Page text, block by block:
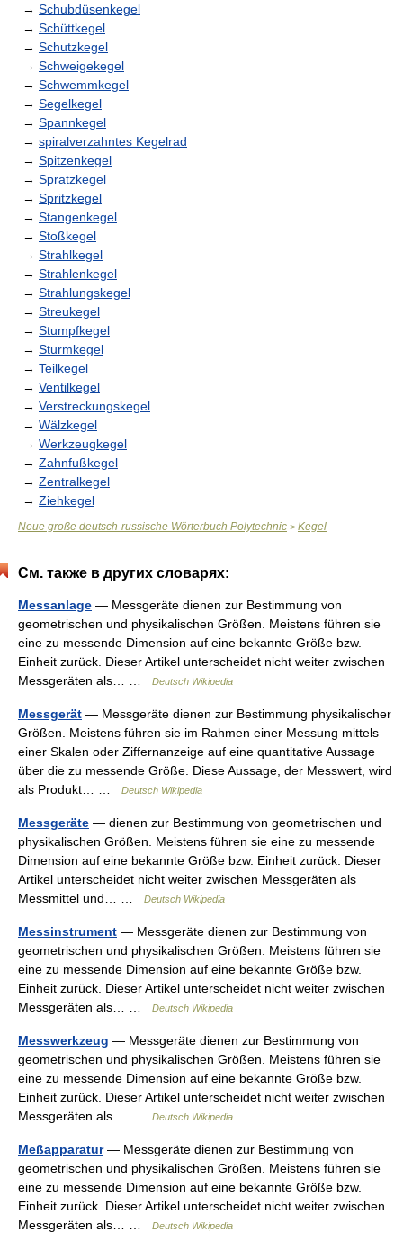
→ Schubdüsenkegel
→ Schüttkegel
→ Schutzkegel
→ Schweigekegel
→ Schwemmkegel
→ Segelkegel
→ Spannkegel
→ spiralverzahntes Kegelrad
→ Spitzenkegel
→ Spratzkegel
→ Spritzkegel
→ Stangenkegel
→ Stoßkegel
→ Strahlkegel
→ Strahlenkegel
→ Strahlungskegel
→ Streukegel
→ Stumpfkegel
→ Sturmkegel
→ Teilkegel
→ Ventilkegel
→ Verstreckungskegel
→ Wälzkegel
→ Werkzeugkegel
→ Zahnfußkegel
→ Zentralkegel
→ Ziehkegel
Neue große deutsch-russische Wörterbuch Polytechnic > Kegel
См. также в других словарях:
Messanlage — Messgeräte dienen zur Bestimmung von
geometrischen und physikalischen Größen. Meistens führen sie
eine zu messende Dimension auf eine bekannte Größe bzw.
Einheit zurück. Dieser Artikel unterscheidet nicht weiter zwischen
Messgeräten als… …
Deutsch Wikipedia
Messgerät — Messgeräte dienen zur Bestimmung physikalischer
Größen. Meistens führen sie im Rahmen einer Messung mittels
einer Skalen oder Ziffernanzeige auf eine quantitative Aussage
über die zu messende Größe. Diese Aussage, der Messwert, wird
als Produkt… …
Deutsch Wikipedia
Messgeräte — dienen zur Bestimmung von geometrischen und
physikalischen Größen. Meistens führen sie eine zu messende
Dimension auf eine bekannte Größe bzw. Einheit zurück. Dieser
Artikel unterscheidet nicht weiter zwischen Messgeräten als
Messmittel und… …
Deutsch Wikipedia
Messinstrument — Messgeräte dienen zur Bestimmung von
geometrischen und physikalischen Größen. Meistens führen sie
eine zu messende Dimension auf eine bekannte Größe bzw.
Einheit zurück. Dieser Artikel unterscheidet nicht weiter zwischen
Messgeräten als… …
Deutsch Wikipedia
Messwerkzeug — Messgeräte dienen zur Bestimmung von
geometrischen und physikalischen Größen. Meistens führen sie
eine zu messende Dimension auf eine bekannte Größe bzw.
Einheit zurück. Dieser Artikel unterscheidet nicht weiter zwischen
Messgeräten als… …
Deutsch Wikipedia
Meßapparatur— Messgeräte dienen zur Bestimmung von
geometrischen und physikalischen Größen. Meistens führen sie
eine zu messende Dimension auf eine bekannte Größe bzw.
Einheit zurück. Dieser Artikel unterscheidet nicht weiter zwischen
Messgeräten als… …
Deutsch Wikipedia